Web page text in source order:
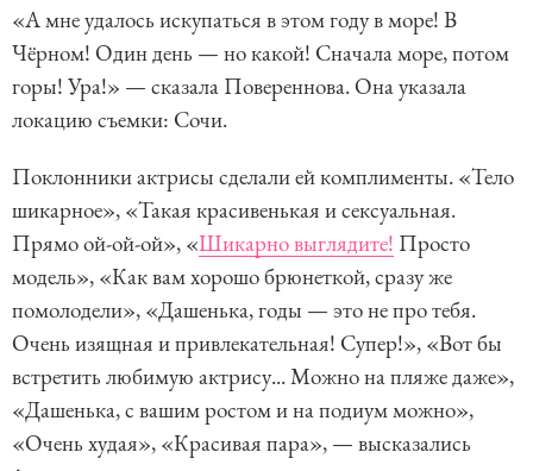
«А мне удалось искупаться в этом году в море! В
Чёрном! Один день — но какой! Сначала море, потом
горы! Ура!» — сказала Повереннова. Она указала
локацию съемки: Сочи.
Поклонники актрисы сделали ей комплименты. «Тело
шикарное», «Такая красивенькая и сексуальная.
Прямо ой-ой-ой», «Шикарно выглядите! Просто
модель», «Как вам хорошо брюнеткой, сразу же
помолодели», «Дашенька, годы — это не про тебя.
Очень изящная и привлекательная! Супер!», «Вот бы
встретить любимую актрису... Можно на пляже даже»,
«Дашенька, с вашим ростом и на подиум можно»,
«Очень худая», «Красивая пара», — высказались